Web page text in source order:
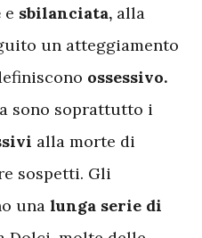
e sbilanciata, alla
un atteggiamento
ossessivo.
sono soprattutto i
alla morte di
sospetti. Gli
una lunga serie di